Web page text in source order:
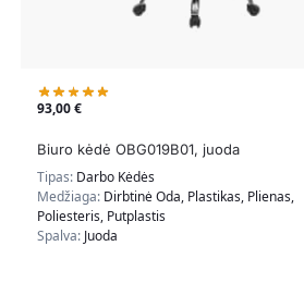
93,00€
Biuro kėdė OBG019B01, juoda
Tipas: Darbo Kėdės
Medžiaga: Dirbtinė Oda, Plastikas, Plienas,
Poliesteris, Putplastis
Spalva: Juoda